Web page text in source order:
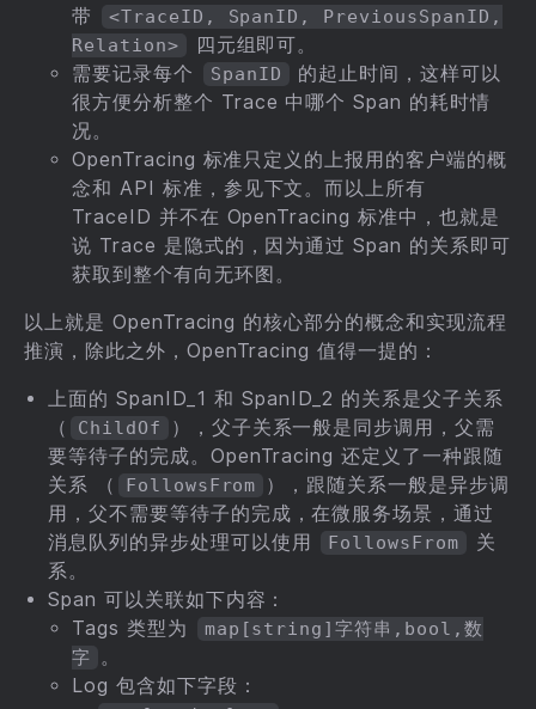
带
<TraceID, SpanID, PreviousSpanID,
Relation>
四元组即可。
需要记录每个
SpanID
的起止时间，这样可以
很方便分析整个 Trace 中哪个 Span 的耗时情
况。
OpenTracing 标准只定义的上报用的客户端的概
念和 API 标准，参见下文。而以上所有
TraceID 并不在 OpenTracing 标准中，也就是
说 Trace 是隐式的，因为通过 Span 的关系即可
获取到整个有向无环图。
以上就是 OpenTracing 的核心部分的概念和实现流程
推演，除此之外，OpenTracing 值得一提的：
上面的 SpanID_1 和 SpanID_2 的关系是父子关系
（
ChildOf
），父子关系一般是同步调用，父需
要等待子的完成。OpenTracing 还定义了一种跟随
关系 （
FollowsFrom
），跟随关系一般是异步调
用，父不需要等待子的完成，在微服务场景，通过
消息队列的异步处理可以使用
FollowsFrom
关
系。
Span 可以关联如下内容：
Tags 类型为
map[string]字符串,bool,数
字
。
Log 包含如下字段：